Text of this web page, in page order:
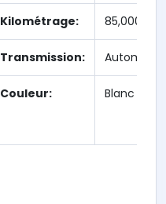
Kilométrage: 85,000 km
Transmission:
Couleur: Blanc